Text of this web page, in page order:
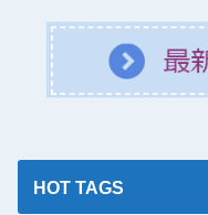
HOT TAGS